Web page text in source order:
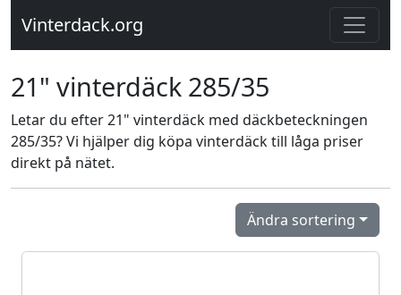
Vinterdack.org
21" vinterdäck 285/35
Letar du efter 21" vinterdäck med däckbeteckningen
285/35? Vi hjälper dig köpa vinterdäck till låga priser
direkt på nätet.
Ändra sortering